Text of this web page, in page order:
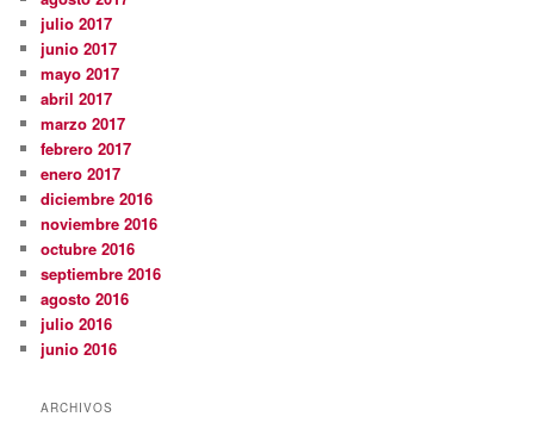
julio 2017
junio 2017
mayo 2017
abril 2017
marzo 2017
febrero 2017
enero 2017
diciembre 2016
noviembre 2016
octubre 2016
septiembre 2016
agosto 2016
julio 2016
junio 2016
ARCHIVOS